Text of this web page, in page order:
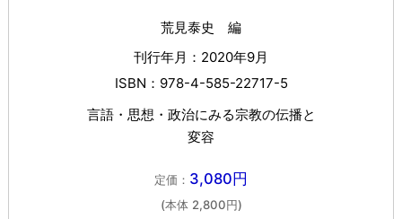
荒見泰史 編
刊行年月：2020年9月
ISBN：978-4-585-22717-5
言語・思想・政治にみる宗教の伝播と
変容
定価： 3,080円
(本体 2,800円)